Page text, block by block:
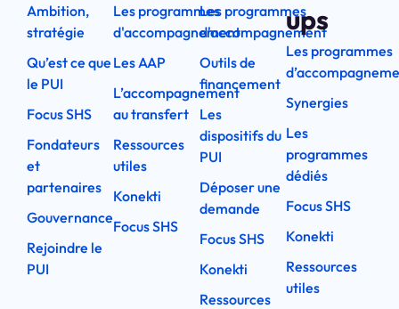
Ambition,
stratégie
Qu’est ce que
le PUI
Focus SHS
Fondateurs
et
partenaires
Gouvernance
Rejoindre le
PUI
Les programmes
d'accompagnement
Les AAP
L’accompagnement
au transfert
Ressources
utiles
Konekti
Focus SHS
Les programmes
d'accompagnement
Outils de
financement
Les
dispositifs du
PUI
Déposer une
demande
Focus SHS
Konekti
Ressources
ups
Les programmes
Synergies
Les
programmes
dédiés
Focus SHS
Konekti
Ressources
utiles